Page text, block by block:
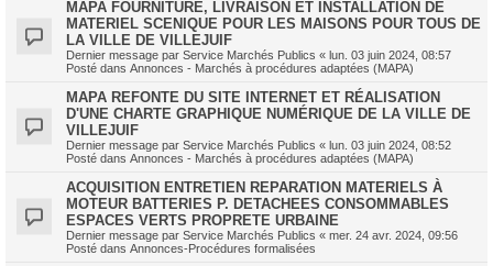
MAPA FOURNITURE, LIVRAISON ET INSTALLATION DE
MATERIEL SCENIQUE POUR LES MAISONS POUR TOUS DE
LA VILLE DE VILLEJUIF
Dernier message par Service Marchés Publics « lun. 03 juin 2024, 08:57
Posté dans Annonces - Marchés à procédures adaptées (MAPA)
MAPA REFONTE DU SITE INTERNET ET RÉALISATION
D'UNE CHARTE GRAPHIQUE NUMÉRIQUE DE LA VILLE DE
VILLEJUIF
Dernier message par Service Marchés Publics « lun. 03 juin 2024, 08:52
Posté dans Annonces - Marchés à procédures adaptées (MAPA)
ACQUISITION ENTRETIEN REPARATION MATERIELS À
MOTEUR BATTERIES P. DETACHEES CONSOMMABLES
ESPACES VERTS PROPRETE URBAINE
Dernier message par Service Marchés Publics « mer. 24 avr. 2024, 09:56
Posté dans Annonces-Procédures formalisées